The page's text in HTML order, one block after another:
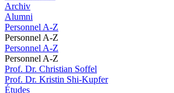
Archiv
Alumni
Personnel A-Z
Personnel A-Z
Personnel A-Z
Personnel A-Z
Prof. Dr. Christian Soffel
Prof. Dr. Kristin Shi-Kupfer
Études